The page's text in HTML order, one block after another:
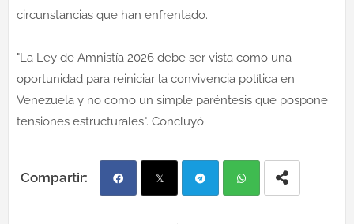
circunstancias que han enfrentado.
"La Ley de Amnistía 2026 debe ser vista como una
oportunidad para reiniciar la convivencia política en
Venezuela y no como un simple paréntesis que pospone
tensiones estructurales". Concluyó.